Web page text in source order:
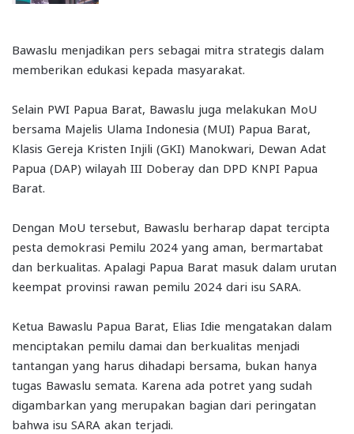
Bawaslu menjadikan pers sebagai mitra strategis dalam
memberikan edukasi kepada masyarakat.
Selain PWI Papua Barat, Bawaslu juga melakukan MoU
bersama Majelis Ulama Indonesia (MUI) Papua Barat,
Klasis Gereja Kristen Injili (GKI) Manokwari, Dewan Adat
Papua (DAP) wilayah III Doberay dan DPD KNPI Papua
Barat.
Dengan MoU tersebut, Bawaslu berharap dapat tercipta
pesta demokrasi Pemilu 2024 yang aman, bermartabat
dan berkualitas. Apalagi Papua Barat masuk dalam urutan
keempat provinsi rawan pemilu 2024 dari isu SARA.
Ketua Bawaslu Papua Barat, Elias Idie mengatakan dalam
menciptakan pemilu damai dan berkualitas menjadi
tantangan yang harus dihadapi bersama, bukan hanya
tugas Bawaslu semata. Karena ada potret yang sudah
digambarkan yang merupakan bagian dari peringatan
bahwa isu SARA akan terjadi.